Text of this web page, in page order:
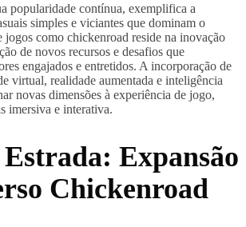
popularidade contínua, exemplifica a
simples e viciantes que dominam o
jogos como chickenroad reside na inovação
de novos recursos e desafios que
engajados e entretidos. A incorporação de
virtual, realidade aumentada e inteligência
novas dimensões à experiência de jogo,
imersiva e interativa.
Expansão
Chickenroad